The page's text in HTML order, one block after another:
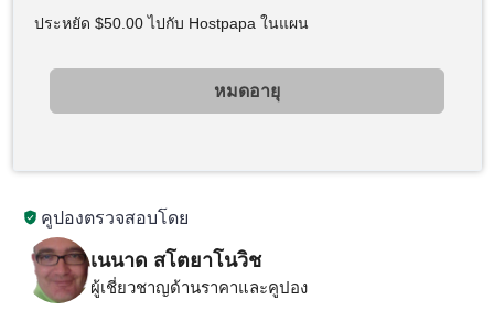
คูปองตรวจสอบโดย
เนนาด สโตยาโนวิช
ผู้เชี่ยวชาญด้านราคาและคูปอง
ประหยัด $50.00ไปกับ Hostpapa ในแผน
หมดอายุ